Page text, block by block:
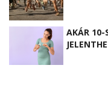
AKÁR 10-